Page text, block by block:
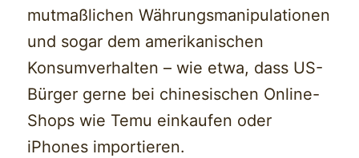
mutmaßlichen Währungsmanipulationen
und sogar dem amerikanischen
Konsumverhalten – wie etwa, dass US-
Bürger gerne bei chinesischen Online-
Shops wie Temu einkaufen oder
iPhones importieren.